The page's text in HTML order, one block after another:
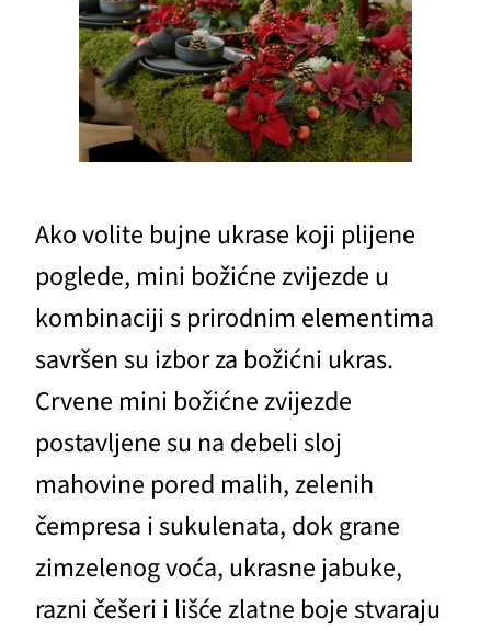
Ako volite bujne ukrase koji plijene
poglede, mini božićne zvijezde u
kombinaciji s prirodnim elementima
savršen su izbor za božićni ukras.
Crvene mini božićne zvijezde
postavljene su na debeli sloj
mahovine pored malih, zelenih
čempresa i sukulenata, dok grane
zimzelenog voća, ukrasne jabuke,
razni češeri i lišće zlatne boje stvaraju